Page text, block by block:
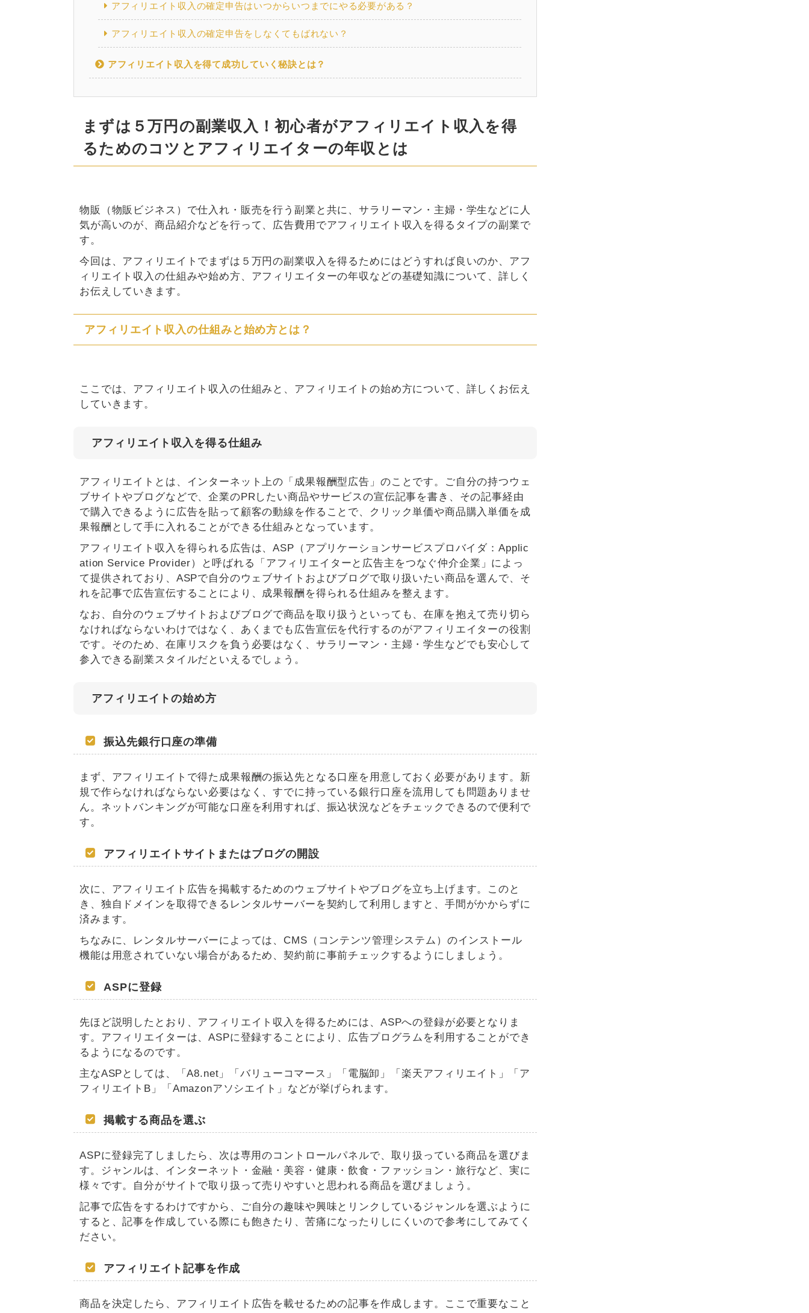
アフィリエイト収入の確定申告はいつからいつまでにやる必要がある？
アフィリエイト収入の確定申告をしなくてもばれない？
アフィリエイト収入を得て成功していく秘訣とは？
まずは５万円の副業収入！初心者がアフィリエイト収入を得
るためのコツとアフィリエイターの年収とは
物販（物販ビジネス）で仕入れ・販売を行う副業と共に、サラリーマン・主婦・学生などに人
気が高いのが、商品紹介などを行って、広告費用でアフィリエイト収入を得るタイプの副業で
す。
今回は、アフィリエイトでまずは５万円の副業収入を得るためにはどうすれば良いのか、アフ
ィリエイト収入の仕組みや始め方、アフィリエイターの年収などの基礎知識について、詳しく
お伝えしていきます。
アフィリエイト収入の仕組みと始め方とは？
ここでは、アフィリエイト収入の仕組みと、アフィリエイトの始め方について、詳しくお伝え
していきます。
アフィリエイト収入を得る仕組み
アフィリエイトとは、インターネット上の「成果報酬型広告」のことです。ご自分の持つウェ
ブサイトやブログなどで、企業のPRしたい商品やサービスの宣伝記事を書き、その記事経由
で購入できるように広告を貼って顧客の動線を作ることで、クリック単価や商品購入単価を成
果報酬として手に入れることができる仕組みとなっています。
アフィリエイト収入を得られる広告は、ASP（アプリケーションサービスプロバイダ：Applic
ation Service Provider）と呼ばれる「アフィリエイターと広告主をつなぐ仲介企業」によっ
て提供されており、ASPで自分のウェブサイトおよびブログで取り扱いたい商品を選んで、そ
れを記事で広告宣伝することにより、成果報酬を得られる仕組みを整えます。
なお、自分のウェブサイトおよびブログで商品を取り扱うといっても、在庫を抱えて売り切ら
なければならないわけではなく、あくまでも広告宣伝を代行するのがアフィリエイターの役割
です。そのため、在庫リスクを負う必要はなく、サラリーマン・主婦・学生などでも安心して
参入できる副業スタイルだといえるでしょう。
アフィリエイトの始め方
振込先銀行口座の準備
まず、アフィリエイトで得た成果報酬の振込先となる口座を用意しておく必要があります。新
規で作らなければならない必要はなく、すでに持っている銀行口座を流用しても問題ありませ
ん。ネットバンキングが可能な口座を利用すれば、振込状況などをチェックできるので便利で
す。
アフィリエイトサイトまたはブログの開設
次に、アフィリエイト広告を掲載するためのウェブサイトやブログを立ち上げます。このと
き、独自ドメインを取得できるレンタルサーバーを契約して利用しますと、手間がかからずに
済みます。
ちなみに、レンタルサーバーによっては、CMS（コンテンツ管理システム）のインストール
機能は用意されていない場合があるため、契約前に事前チェックするようにしましょう。
ASPに登録
先ほど説明したとおり、アフィリエイト収入を得るためには、ASPへの登録が必要となりま
す。アフィリエイターは、ASPに登録することにより、広告プログラムを利用することができ
るようになるのです。
主なASPとしては、「A8.net」「バリューコマース」「電脳卸」「楽天アフィリエイト」「ア
フィリエイトB」「Amazonアソシエイト」などが挙げられます。
掲載する商品を選ぶ
ASPに登録完了しましたら、次は専用のコントロールパネルで、取り扱っている商品を選びま
す。ジャンルは、インターネット・金融・美容・健康・飲食・ファッション・旅行など、実に
様々です。自分がサイトで取り扱って売りやすいと思われる商品を選びましょう。
記事で広告をするわけですから、ご自分の趣味や興味とリンクしているジャンルを選ぶように
すると、記事を作成している際にも飽きたり、苦痛になったりしにくいので参考にしてみてく
ださい。
アフィリエイト記事を作成
商品を決定したら、アフィリエイト広告を載せるための記事を作成します。ここで重要なこと